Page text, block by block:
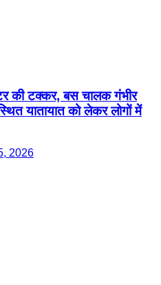
की टक्कर, बस चालक गंभीर
यातायात को लेकर लोगों में
2026